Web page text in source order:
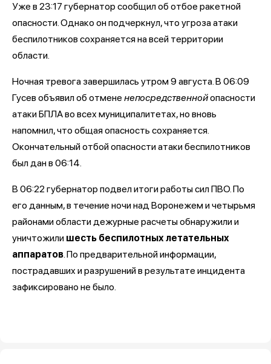
Уже в 23:17 губернатор сообщил об отбое ракетной
опасности. Однако он подчеркнул, что угроза атаки
беспилотников сохраняется на всей территории
области.
Ночная тревога завершилась утром 9 августа. В 06:09
Гусев объявил об отмене непосредственнойопасности
атаки БПЛА во всех муниципалитетах, но вновь
напомнил, что общая опасность сохраняется.
Окончательный отбой опасности атаки беспилотников
был дан в 06:14.
В 06:22 губернатор подвел итоги работы сил ПВО. По
его данным, в течение ночи над Воронежем и четырьмя
районами области дежурные расчеты обнаружили и
уничтожили шесть беспилотных летательных
аппаратов. По предварительной информации,
пострадавших и разрушений в результате инцидента
зафиксировано не было.